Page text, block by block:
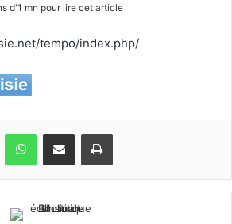
d'1 mn pour lire cet article
tempo/index.php/
WhatsApp
Partagez par mail Imprimez